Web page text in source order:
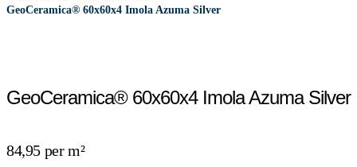
GeoCeramica® 60x60x4 Imola Azuma Silver
GeoCeramica® 60x60x4 Imola Azuma Silver
84,95 per m²